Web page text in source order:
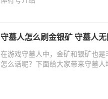
守墓人怎么刷金银矿 守墓人
在游戏守墓人中，金矿和银矿也
怎么话呢？下面给大家带来守墓